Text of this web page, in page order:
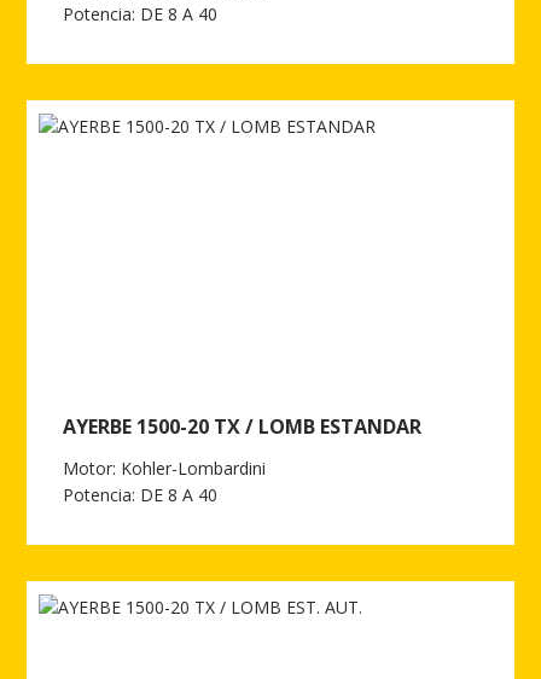
Potencia: DE 8 A 40
AYERBE 1500-20 TX / LOMB ESTANDAR
Motor: Kohler-Lombardini
Potencia: DE 8 A 40